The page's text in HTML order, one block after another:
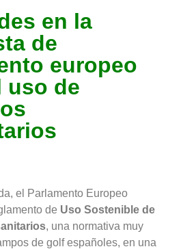
en la
de
europeo
uso de
el Parlamento Europeo
de Uso Sostenible de
, una normativa muy
de golf españoles, en una